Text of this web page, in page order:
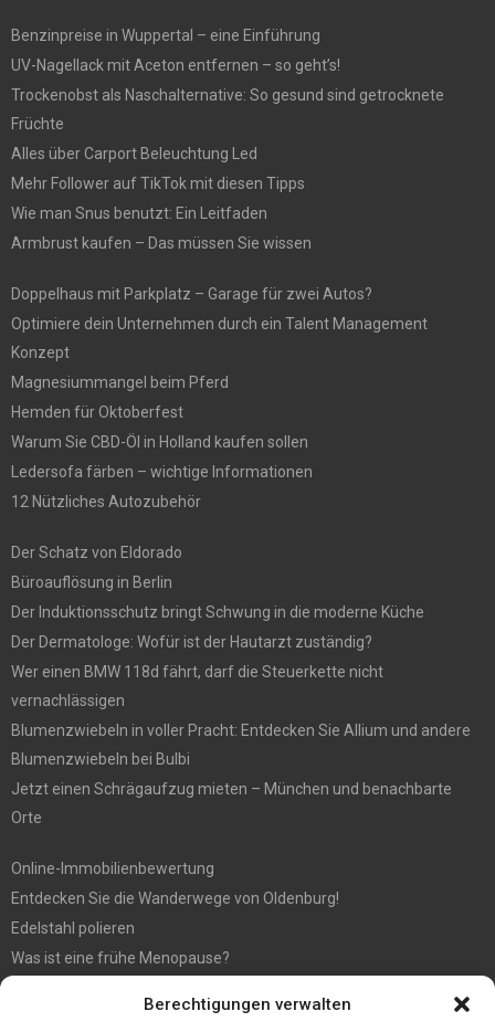
Berechtigungen verwalten
Benzinpreise in Wuppertal – eine Einführung
UV-Nagellack mit Aceton entfernen – so geht’s!
Trockenobst als Naschalternative: So gesund sind getrocknete
Früchte
Alles über Carport Beleuchtung Led
Mehr Follower auf TikTok mit diesen Tipps
Wie man Snus benutzt: Ein Leitfaden
Armbrust kaufen – Das müssen Sie wissen
Doppelhaus mit Parkplatz – Garage für zwei Autos?
Optimiere dein Unternehmen durch ein Talent Management
Konzept
Magnesiummangel beim Pferd
Hemden für Oktoberfest
Warum Sie CBD-Öl in Holland kaufen sollen
Ledersofa färben – wichtige Informationen
12 Nützliches Autozubehör
Der Schatz von Eldorado
Büroauflösung in Berlin
Der Induktionsschutz bringt Schwung in die moderne Küche
Der Dermatologe: Wofür ist der Hautarzt zuständig?
Wer einen BMW 118d fährt, darf die Steuerkette nicht
vernachlässigen
Blumenzwiebeln in voller Pracht: Entdecken Sie Allium und andere
Blumenzwiebeln bei Bulbi
Jetzt einen Schrägaufzug mieten – München und benachbarte
Orte
Online-Immobilienbewertung
Entdecken Sie die Wanderwege von Oldenburg!
Edelstahl polieren
Was ist eine frühe Menopause?
Tipps für günstige Parkplätze am Flughafen Köln